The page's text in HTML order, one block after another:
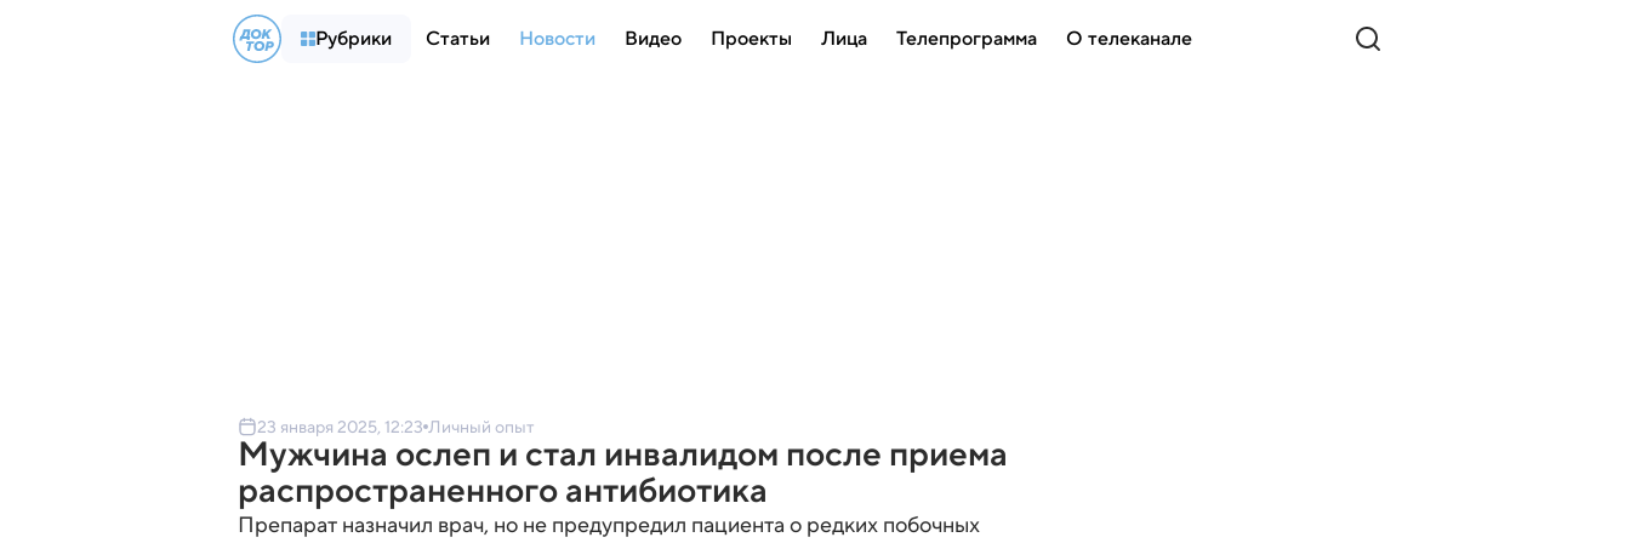
Рубрики Статьи Новости Видео Проекты Лица Телепрограмма О телеканале
23 января 2025, 12:23 Личный опыт
Мужчина ослеп и стал инвалидом после приема
распространенного антибиотика
Препарат назначил врач, но не предупредил пациента о редких побочных